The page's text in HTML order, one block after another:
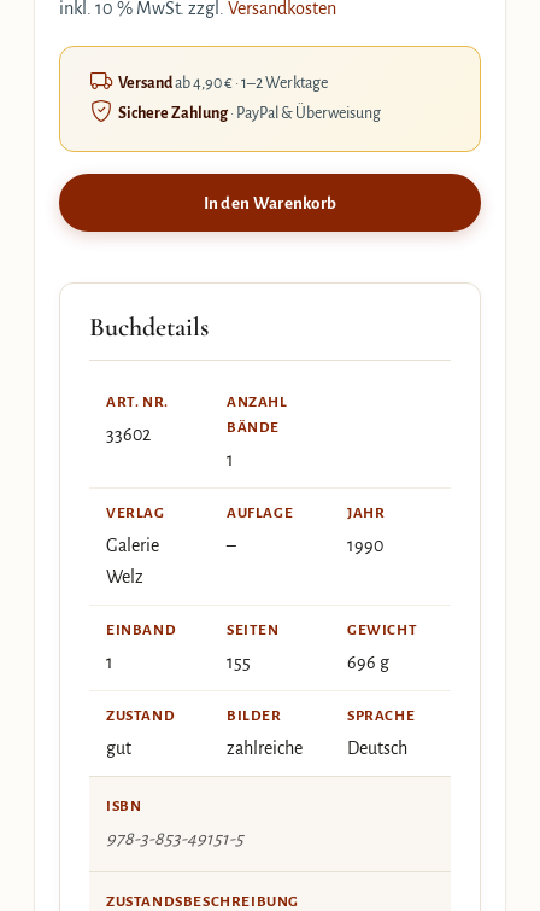
inkl. 10 % MwSt. zzgl. Versandkosten
Versandab 4,90 € · 1–2 Werktage
Sichere Zahlung· PayPal & Überweisung
In den Warenkorb
Buchdetails
ART. NR.
33602
ANZAHL
BÄNDE
1
VERLAG
Galerie
Welz
AUFLAGE
–
JAHR
1990
EINBAND
1
SEITEN
155
GEWICHT
696 g
ZUSTAND
gut
BILDER
zahlreiche
SPRACHE
Deutsch
ISBN
978-3-853-49151-5
ZUSTANDSBESCHREIBUNG